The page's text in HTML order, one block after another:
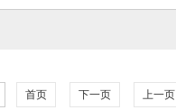
首页 下一页 上一页